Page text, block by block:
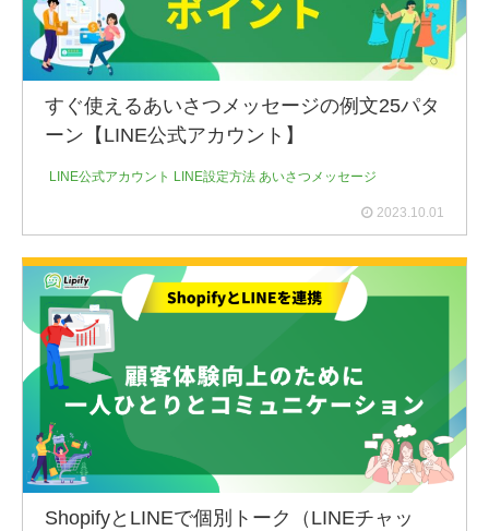
すぐ使えるあいさつメッセージの例文25パタ
ーン【LINE公式アカウント】
LINE公式アカウント LINE設定方法 あいさつメッセージ
2023.10.01
ShopifyとLINEで個別トーク（LINEチャッ